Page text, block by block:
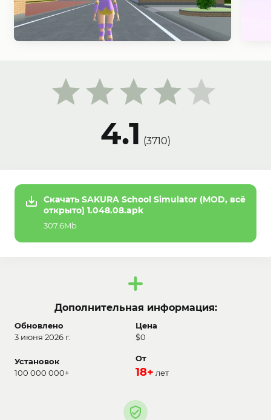
4.1 (3710)
Скачать SAKURA School Simulator (MOD, всё
открыто) 1.048.08.apk
307.6Mb
Дополнительная информация:
Обновлено
3 июня 2026 г.
Цена
$0
Установок
100 000 000+
От
18+ лет